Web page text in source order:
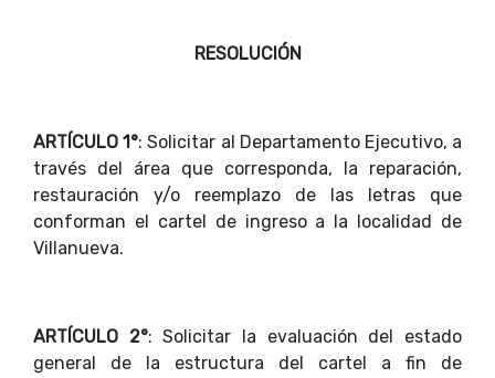
RESOLUCIÓN
ARTÍCULO 1°: Solicitar al Departamento Ejecutivo, a
través del área que corresponda, la reparación,
restauración y/o reemplazo de las letras que
conforman el cartel de ingreso a la localidad de
Villanueva.
ARTÍCULO 2°: Solicitar la evaluación del estado
general de la estructura del cartel a fin de